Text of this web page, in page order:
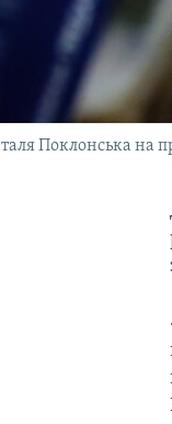
Поклонська на